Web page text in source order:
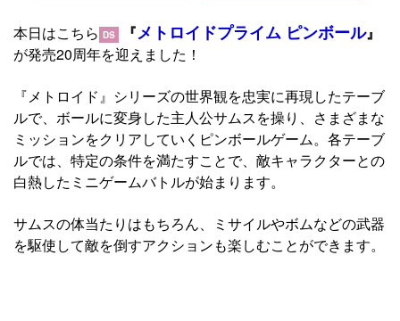
本日はこちら DS 『メトロイドプライム ピンボール』
が発売20周年を迎えました！
『メトロイド』シリーズの世界観を忠実に再現したテーブ
ルで、ボールに変身した主人公サムスを操り、さまざまな
ミッションをクリアしていくピンボールゲーム。各テーブ
ルでは、特定の条件を満たすことで、敵キャラクターとの
白熱したミニゲームバトルが始まります。
サムスの体当たりはもちろん、ミサイルやボムなどの武器
を駆使して敵を倒すアクションも楽しむことができます。